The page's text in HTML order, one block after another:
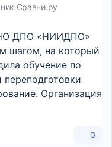
Сравни.ру
ДПО «НИИДПО»
шагом, на который
обучение по
Организация
0